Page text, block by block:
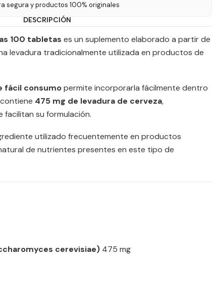
segura y productos 100% originales
DESCRIPCIÓN
100 tabletas es un suplemento elaborado a partir de
levadura tradicionalmente utilizada en productos de
fácil consumopermite incorporarla fácilmente dentro
475 mg de levadura de cerveza,
facilitan su formulación.
utilizado frecuentemente en productos
de nutrientes presentes en este tipo de
cerevisiae) 475 mg